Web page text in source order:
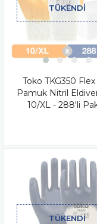
TÜKENDI
Toko TKG350 Flex
Pamuk Nitril
10/XL - 288'li
TÜKENDI